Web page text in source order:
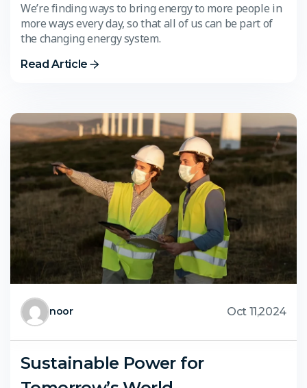
We’re finding ways to bring energy to more people in
more ways every day, so that all of us can be part of
the changing energy system.
Read Article
noor Oct 11,2024
Sustainable Power for